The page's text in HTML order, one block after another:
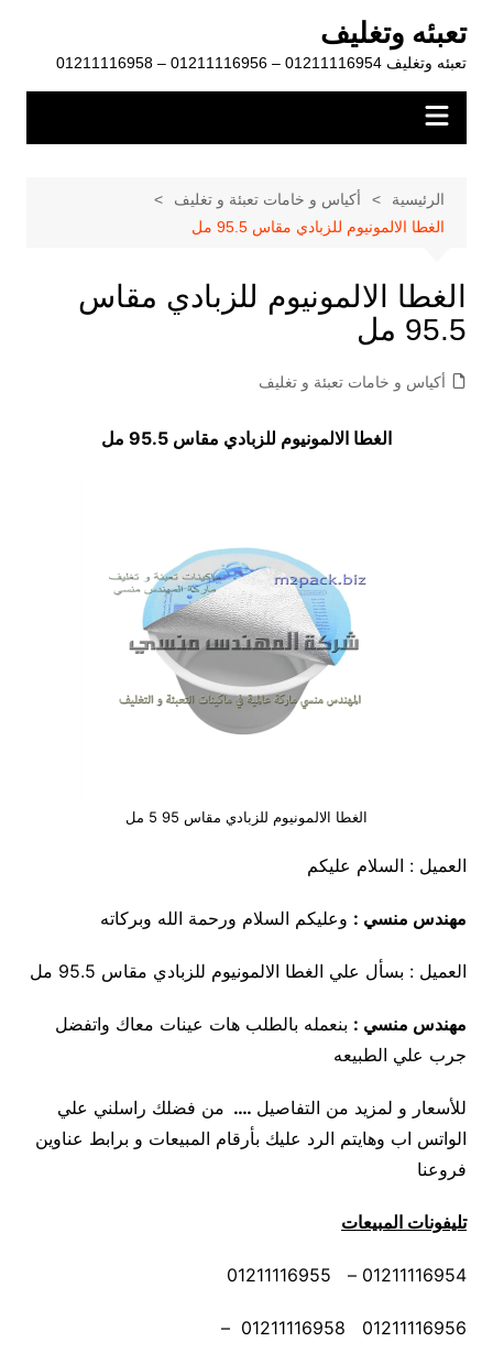
المحتوى
تعبئه وتغليف
تعبئه وتغليف 01211116954 – 01211116956 – 01211116958
الرئيسية
أكياس و خامات تعبئة و تغليف
الغطا الالمونيوم للزبادي مقاس 95.5 مل
الغطا الالمونيوم للزبادي مقاس
95.5 مل
أكياس و خامات تعبئة و تغليف
الغطا الالمونيوم للزبادي مقاس 95.5 مل
الغطا الالمونيوم للزبادي مقاس 95 5 مل
العميل : السلام عليكم
مهندس منسي : وعليكم السلام ورحمة الله وبركاته
العميل : بسأل علي الغطا الالمونيوم للزبادي مقاس 95.5 مل
مهندس منسي : بنعمله بالطلب هات عينات معاك واتفضل
جرب علي الطبيعه
للأسعار و لمزيد من التفاصيل …. من فضلك راسلني علي
الواتس اب وهايتم الرد عليك بأرقام المبيعات و برابط عناوين
فروعنا
تليفونات المبيعات
01211116954 – 01211116955
01211116956 01211116958 –